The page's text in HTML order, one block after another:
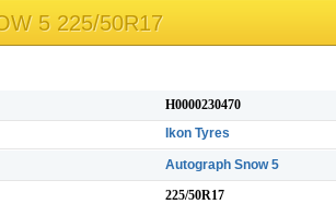
5 225/50R17
H0000230470
Ikon Tyres
Autograph Snow 5
225/50R17